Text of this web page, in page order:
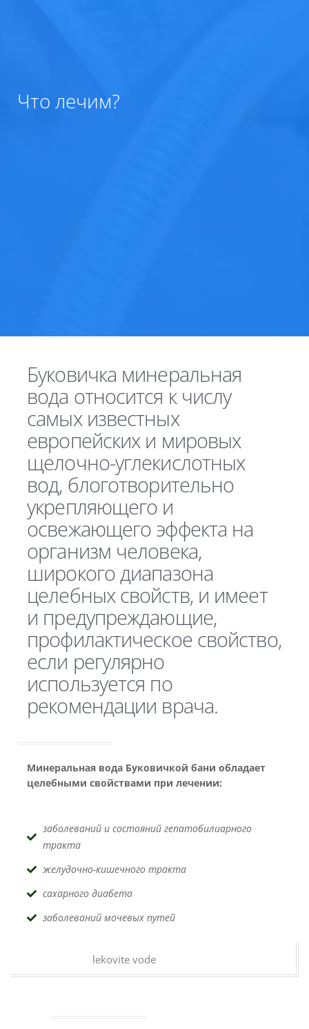
Что лечим?
Буковичка минеральная
вода относится к числу
самых известных
европейских и мировых
щелочно-углекислотных
вод, блоготворительно
укрепляющего и
освежающего эффекта на
организм человека,
широкого диапазона
целебных свойств, и имеет
и предупреждающие,
профилактическое свойство,
если регулярно
используется по
рекомендации врача.
Минеральная вода Буковичкой бани обладает
целебными свойствами при лечении:
заболеваний и состояний гепатобилиарного
тракта
желудочно-кишечного тракта
сахарного диабета
заболеваний мочевых путей